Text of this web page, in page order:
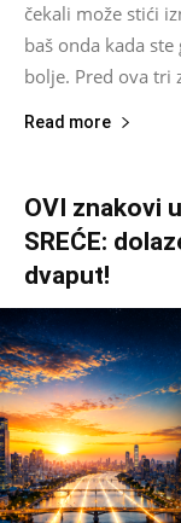
čekali može stići
baš onda kada
bolje. Pred ova tri
Read more
OVI znakovi
SREĆE:
dvaput!